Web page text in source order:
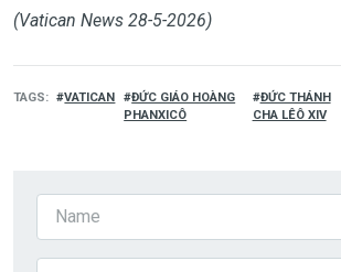
(Vatican News 28-5-2026)
TAGS VATICAN
ĐỨC GIÁO HOÀNG
PHANXICÔ
ĐỨC THÁNH
CHA LÊÔ XIV